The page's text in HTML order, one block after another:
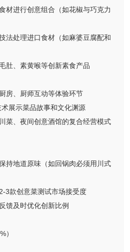
材进行创意组合（如花椒与巧克力
法处理进口食材（如麻婆豆腐配和
肚、素黄喉等创新素食产品
房、厨师互动等体验环节
展示菜品故事和文化渊源
菜、夜间创意酒馆的复合经营模式
持地道原味（如回锅肉必须用川式
3款创意菜测试市场接受度
馈及时优化创新比例
）